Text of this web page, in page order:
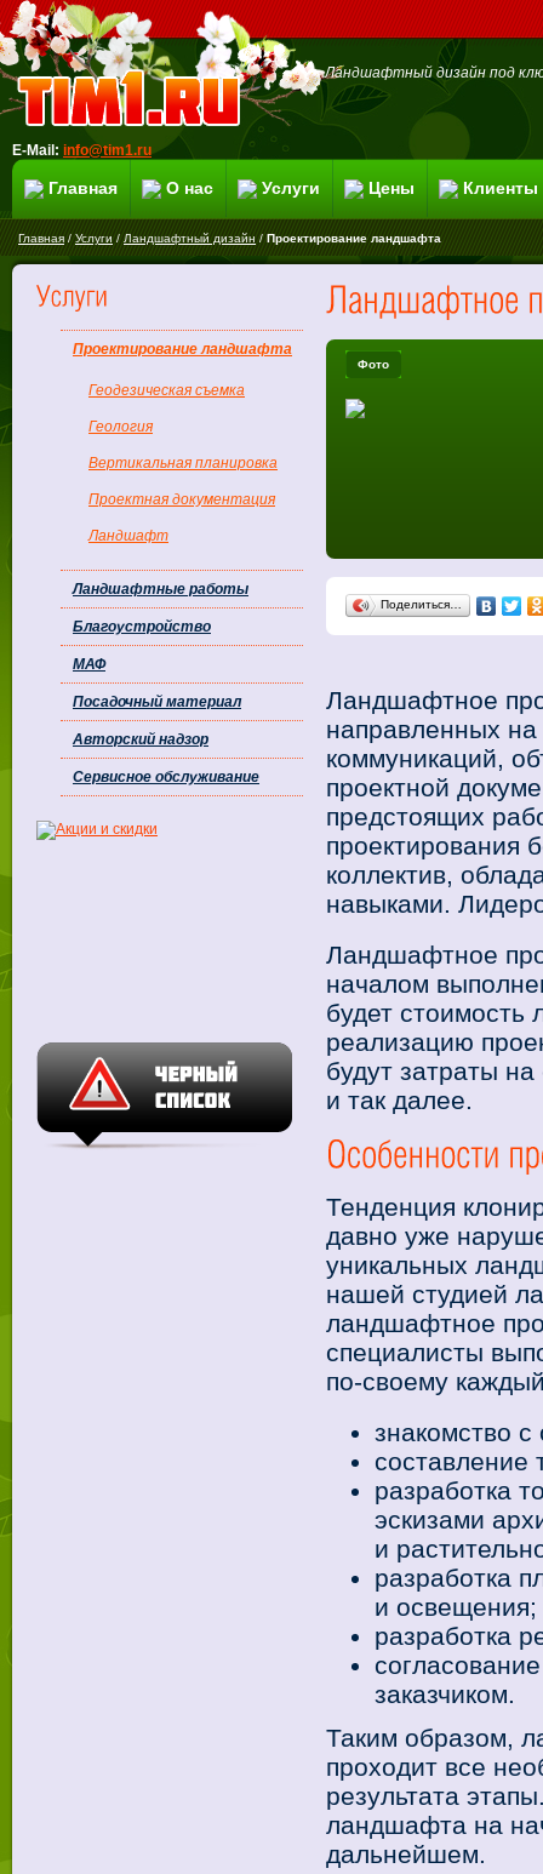
Ландшафтный дизайн под
E-Mail: info@tim1.ru
Главная О нас Услуги Цены Клиенты
Главная/Услуги/Ландшафтный дизайн/Проектирование ландшафта
Фото
Поделиться…
Ландшафтное
направленных
коммуникаций,
проектной
предстоящих
проектирования
коллектив,
навыками.
Ландшафтное
началом
будет стоимость
реализацию
будут затраты
и так далее.
Тенденция
давно уже
уникальных
нашей студией
ландшафтное
специалисты
по-своему
знакомство с
составление
разработка
эскизами
и
разработка
и освещения;
разработка
заказчиком.
Таким образом,
проходит все
результата
ландшафта на
дальнейшем.
Проектирование ландшафта
Геодезическая съемка
Геология
Вертикальная планировка
Проектная документация
Ландшафт
Ландшафтные работы
Благоустройство
МАФ
Посадочный материал
Авторский надзор
Сервисное обслуживание